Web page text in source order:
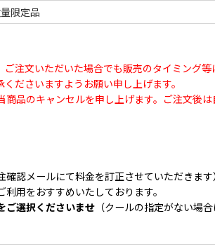
限定品
注文いただいた場合でも販売のタイミング
ださいますようお願い申し上げます。
品のキャンセルを申し上げます。ご注文後
認メールにて料金を訂正させていただきます）
用をおすすめいたしております。
ご選択くださいませ （クールの指定がない場